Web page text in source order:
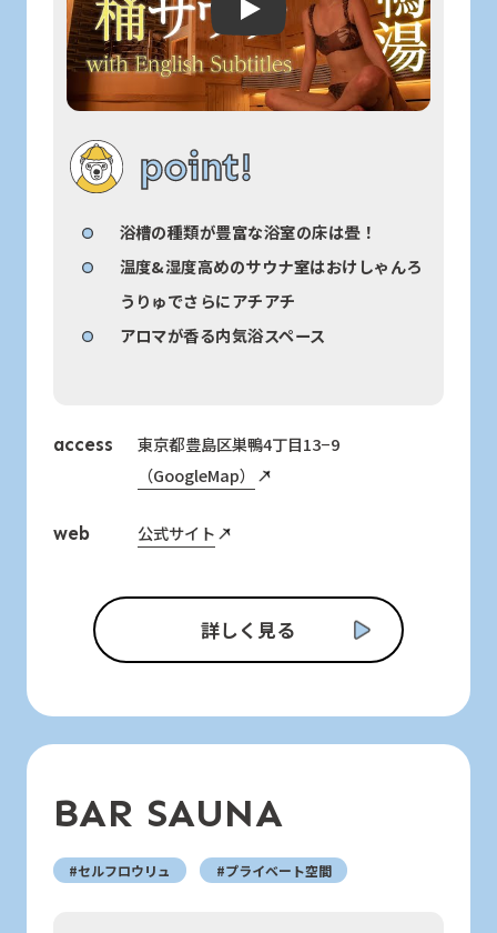
Play: Keynote (Google I/O '18)
point!
浴槽の種類が豊富な浴室の床は畳！
温度&湿度高めのサウナ室はおけしゃんろ
うりゅでさらにアチアチ
アロマが香る内気浴スペース
access
東京都豊島区巣鴨4丁目13−9
（GoogleMap）
web 公式サイト
詳しく見る
BAR SAUNA
#セルフロウリュ #プライベート空間